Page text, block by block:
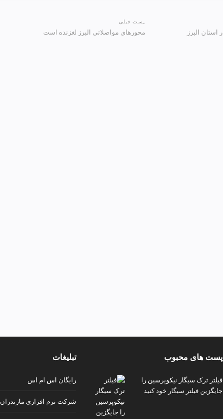
پست قبلی
محورهای مواصلاتی البرز لغزنده است البرز
تبلیغات
رایگان اس ام اس
شرکت نرم افزاری مازندران
پست های محبوب
فیلتر ترک سیگار نیکوپرسین را
جایگزین فیلتر سیگار خود کنید